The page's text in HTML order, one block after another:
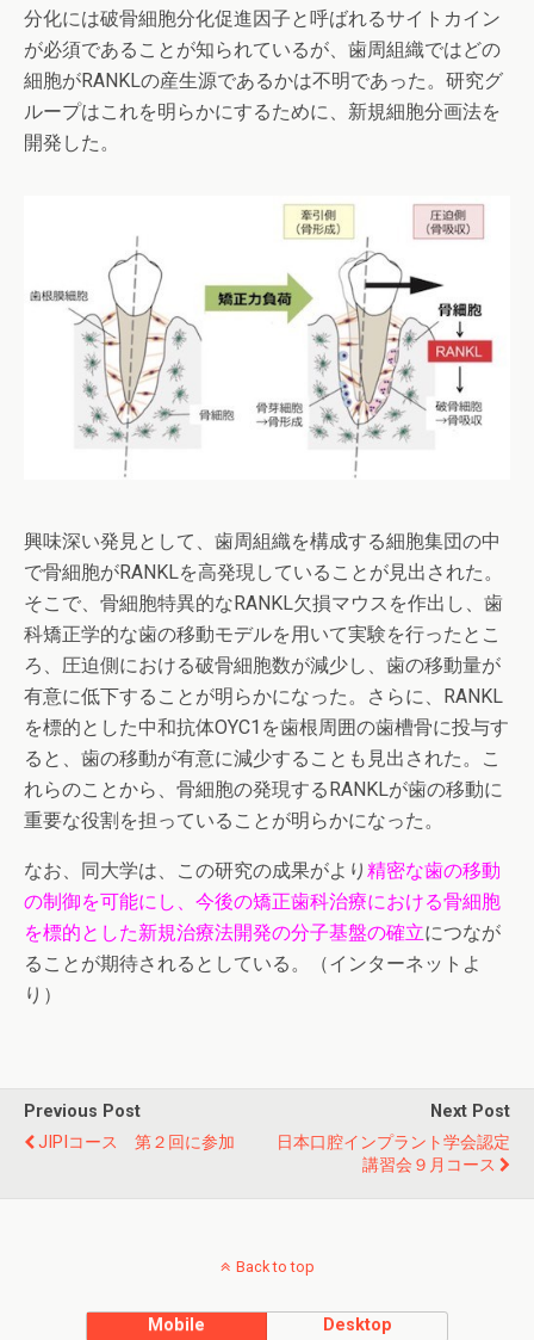
分化には破骨細胞分化促進因子と呼ばれるサイトカイン
が必須であることが知られているが、歯周組織ではどの
細胞がRANKLの産生源であるかは不明であった。研究グ
ループはこれを明らかにするために、新規細胞分画法を
開発した。
興味深い発見として、歯周組織を構成する細胞集団の中
で骨細胞がRANKLを高発現していることが見出された。
そこで、骨細胞特異的なRANKL欠損マウスを作出し、歯
科矯正学的な歯の移動モデルを用いて実験を行ったとこ
ろ、圧迫側における破骨細胞数が減少し、歯の移動量が
有意に低下することが明らかになった。さらに、RANKL
を標的とした中和抗体OYC1を歯根周囲の歯槽骨に投与す
ると、歯の移動が有意に減少することも見出された。こ
れらのことから、骨細胞の発現するRANKLが歯の移動に
重要な役割を担っていることが明らかになった。
なお、同大学は、この研究の成果がより 精密な歯の移動
の制御を可能にし、今後の矯正歯科治療における骨細胞
を標的とした新規治療法開発の分子基盤の確立につなが
ることが期待されるとしている。（インターネットよ
り）
Previous Post
JIPIコース 第２回に参加
Next Post
日本口腔インプラント学会認定
講習会９月コース
Back to top
Mobile Desktop